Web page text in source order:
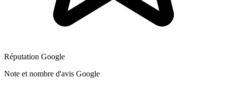
Réputation Google
Note et nombre d'avis Google